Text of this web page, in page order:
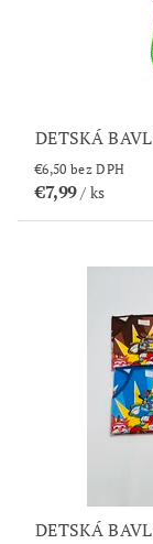
DETSKÁ
€6,50 bez DPH
€7,99/ ks
DETSKÁ